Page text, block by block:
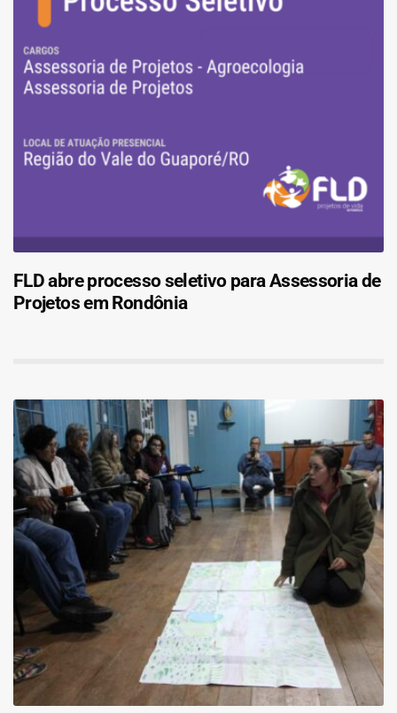
FLD abre processo seletivo para Assessoria de
Projetos em Rondônia